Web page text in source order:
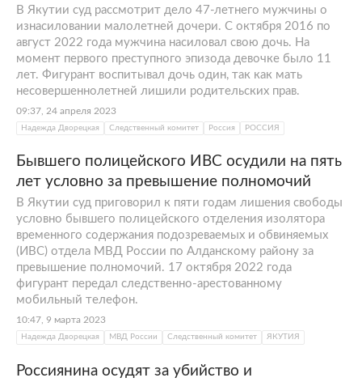
В Якутии суд рассмотрит дело 47-летнего мужчины о
изнасиловании малолетней дочери. С октября 2016 по
август 2022 года мужчина насиловал свою дочь. На
момент первого преступного эпизода девочке было 11
лет. Фигурант воспитывал дочь один, так как мать
несовершеннолетней лишили родительских прав.
09:37, 24 апреля 2023
Надежда Дворецкая Следственный комитет Россия РОССИЯ
Бывшего полицейского ИВС осудили на пять
лет условно за превышение полномочий
В Якутии суд приговорил к пяти годам лишения свободы
условно бывшего полицейского отделения изолятора
временного содержания подозреваемых и обвиняемых
(ИВС) отдела МВД России по Алданскому району за
превышение полномочий. 17 октября 2022 года
фигурант передал следственно-арестованному
мобильный телефон.
10:47, 9 марта 2023
Надежда Дворецкая МВД России Следственный комитет ЯКУТИЯ
Россиянина осудят за убийство и